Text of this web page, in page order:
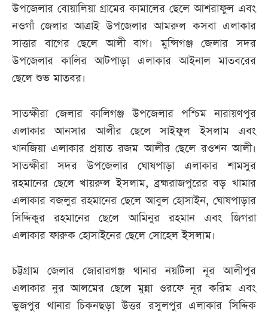
উপজেলার বোয়ালিয়া গ্রামের কামালের ছেলে আশরাফুল এবং
নওগাঁ জেলার আত্রাই উপজেলার আমরুল কসবা এলাকার
সাত্তার বাগের ছেলে আলী বাগ। মুন্সিগঞ্জ জেলার সদর
উপজেলার কালির আটপাড়া এলাকার আইনাল মাতবরের
ছেলে শুভ মাতবর।
সাতক্ষীরা জেলার কালিগঞ্জ উপজেলার পশ্চিম নারায়ণপুর
এলাকার আনসার আলীর ছেলে সাইফুল ইসলাম এবং
খানজিয়া এলাকার প্রয়াত রজম আলীর ছেলে রওশন আলী।
সাতক্ষীরা সদর উপজেলার ঘোষপাড়া এলাকার শামসুর
রহমানের ছেলে খায়রুল ইসলাম, ব্রহ্মরাজপুরের বড় খামার
এলাকার বজলুর রহমানের ছেলে আবুল হোসাইন, ঘোষপাড়ার
সিদ্দিকুর রহমানের ছেলে আমিনুর রহমান এবং জিগরা
এলাকার ফারুক হোসাইনের ছেলে সোহেল ইসলাম।
চট্টগ্রাম জেলার জোরারগঞ্জ থানার নয়টিলা নূর আলীপুর
এলাকার নুর আলমের ছেলে মুন্না ওরফে নূর করিম এবং
ভুজপুর থানার চিকনছড়া উত্তর রসুলপুর এলাকার সিদ্দিক